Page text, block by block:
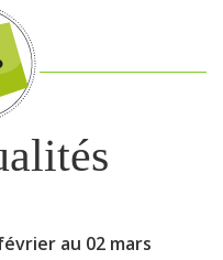
au 02 mars